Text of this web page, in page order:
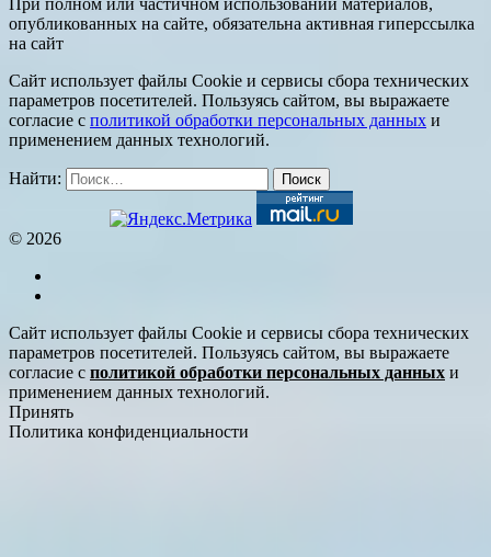
При полном или частичном использовании материалов,
опубликованных на сайте, обязательна активная гиперссылка
на сайт
Сайт использует файлы Cookie и сервисы сбора технических
параметров посетителей. Пользуясь сайтом, вы выражаете
согласие с политикой обработки персональных данных и
применением данных технологий.
Найти:
© 2026
Сайт использует файлы Cookie и сервисы сбора технических
параметров посетителей. Пользуясь сайтом, вы выражаете
согласие с политикой обработки персональных данных и
применением данных технологий.
Принять
Политика конфиденциальности